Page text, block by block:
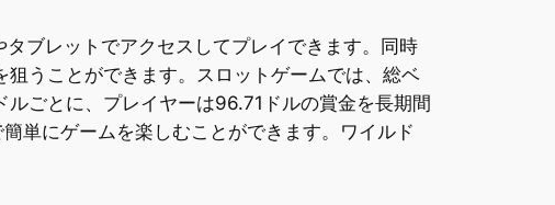
ブレットでアクセスしてプレイできます。同時
うことができます。スロットゲームでは、総ベ
ごとに、プレイヤーは96.71ドルの賞金を長期間
単にゲームを楽しむことができます。ワイルド